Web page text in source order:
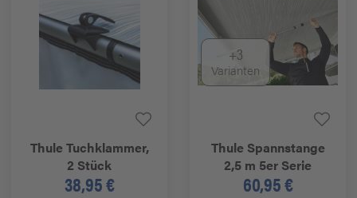
Thule Tuchklammer,
2 Stück
38,95 €
+3
Varianten
Thule Spannstange
2,5 m 5er Serie
60,95 €